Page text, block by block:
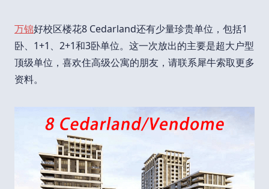
万锦好校区楼花8 Cedarland还有少量珍贵单位，包括1
卧、1+1、2+1和3卧单位。这一次放出的主要是超大户型
顶级单位，喜欢住高级公寓的朋友，请联系犀牛索取更多
资料。